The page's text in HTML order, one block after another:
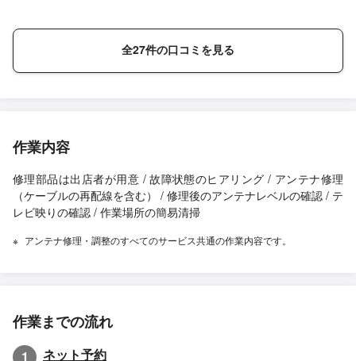
全27件の口コミを見る
作業内容
修理部品は出店者が用意 / 故障状態のヒアリング / アンテナ修理
（ケーブルの再配線を含む） / 修理後のアンテナレベルの確認 / テ
レビ映りの確認 / 作業場所の簡易清掃
アンテナ修理・調整のすべてのサービス共通の作業内容です。
作業までの流れ
1 ネット予約